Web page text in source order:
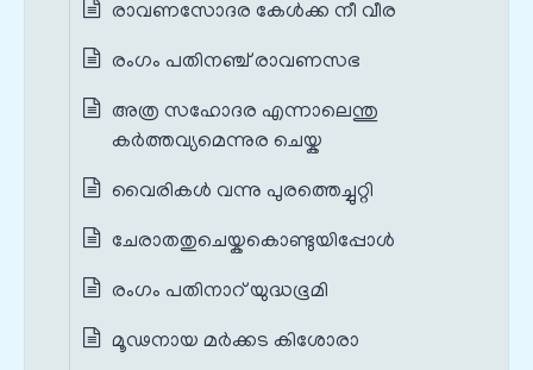
രാവണസോദര കേൾക്ക നീ വീര
രംഗം പതിനഞ്ച് രാവണസഭ
അത്ര സഹോദര എന്നാലെന്തു
കർത്തവ്യമെന്നുര ചെയ്ക
വൈരികൾ വന്നു പുരത്തെച്ചുറ്റി
ചേരാതതുചെയ്കകൊണ്ടുയിപ്പോൾ
രംഗം പതിനാറ് യുദ്ധഭൂമി
മൂഢനായ മർക്കട കിശോരാ